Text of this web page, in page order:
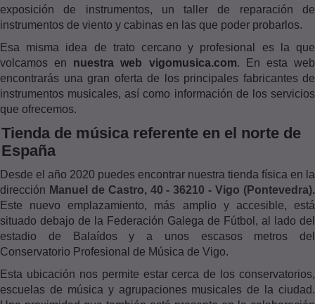
exposición de instrumentos, un taller de reparación de
instrumentos de viento y cabinas en las que poder probarlos.
Esa misma idea de trato cercano y profesional es la que
volcamos en nuestra web vigomusica.com. En esta web
encontrarás una gran oferta de los principales fabricantes de
instrumentos musicales, así como información de los servicios
que ofrecemos.
Tienda de música referente en el norte de
España
Desde el año 2020 puedes encontrar nuestra tienda física en la
dirección Manuel de Castro, 40 - 36210 - Vigo (Pontevedra).
Este nuevo emplazamiento, más amplio y accesible, está
situado debajo de la Federación Galega de Fútbol, al lado del
estadio de Balaídos y a unos escasos metros del
Conservatorio Profesional de Música de Vigo.
Esta ubicación nos permite estar cerca de los conservatorios,
escuelas de música y agrupaciones musicales de la ciudad.